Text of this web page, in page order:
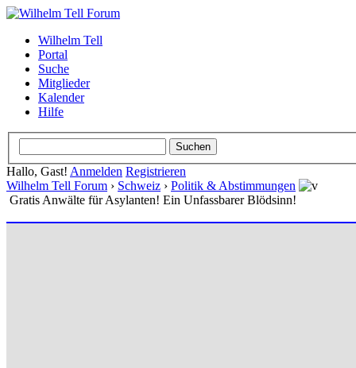
Wilhelm Tell
Portal
Suche
Mitglieder
Kalender
Hilfe
Hallo, Gast! Anmelden Registrieren
Wilhelm Tell Forum › Schweiz › Politik & Abstimmungen
Gratis Anwälte für Asylanten! Ein Unfassbarer Blödsinn!